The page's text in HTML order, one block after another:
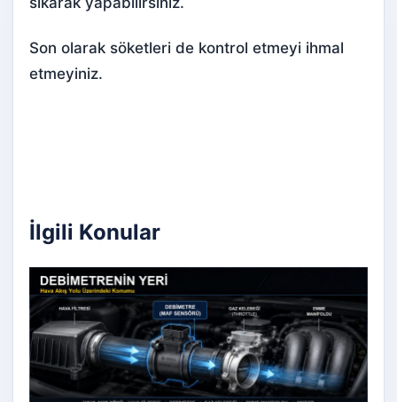
Son olarak söketleri de kontrol etmeyi ihmal
etmeyiniz.
İlgili Konular